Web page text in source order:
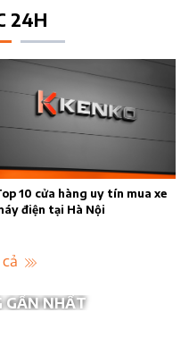
24H
10 cửa hàng uy tín mua xe
điện tại Hà Nội
GẦN NHẤT